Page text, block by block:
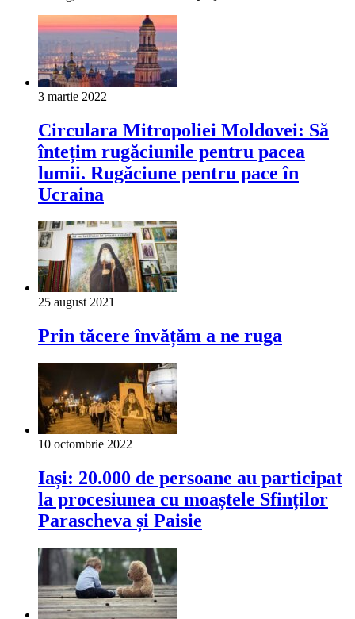
3 martie 2022
Circulara Mitropoliei Moldovei: Să
întețim rugăciunile pentru pacea
lumii. Rugăciune pentru pace în
Ucraina
25 august 2021
Prin tăcere învățăm a ne ruga
10 octombrie 2022
Iași: 20.000 de persoane au participat
la procesiunea cu moaștele Sfinților
Parascheva și Paisie